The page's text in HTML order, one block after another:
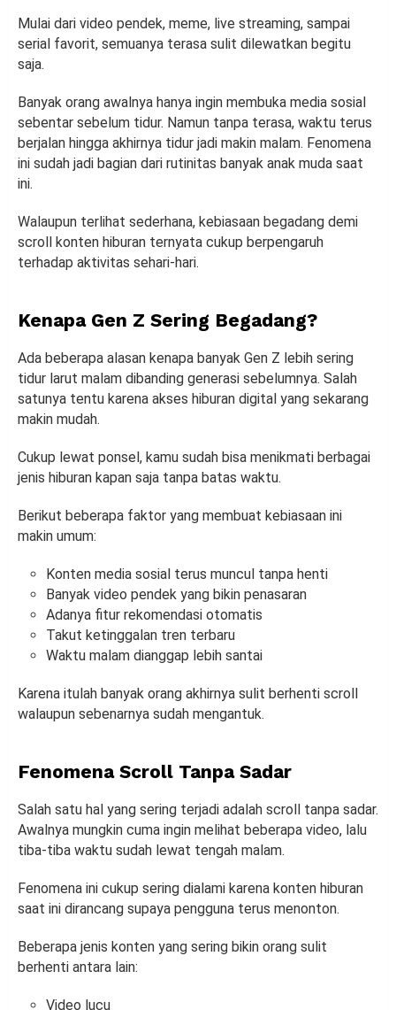
Mulai dari video pendek, meme, live streaming, sampai
serial favorit, semuanya terasa sulit dilewatkan begitu
saja.
Banyak orang awalnya hanya ingin membuka media sosial
sebentar sebelum tidur. Namun tanpa terasa, waktu terus
berjalan hingga akhirnya tidur jadi makin malam. Fenomena
ini sudah jadi bagian dari rutinitas banyak anak muda saat
ini.
Walaupun terlihat sederhana, kebiasaan begadang demi
scroll konten hiburan ternyata cukup berpengaruh
terhadap aktivitas sehari-hari.
Kenapa Gen Z Sering Begadang?
Ada beberapa alasan kenapa banyak Gen Z lebih sering
tidur larut malam dibanding generasi sebelumnya. Salah
satunya tentu karena akses hiburan digital yang sekarang
makin mudah.
Cukup lewat ponsel, kamu sudah bisa menikmati berbagai
jenis hiburan kapan saja tanpa batas waktu.
Berikut beberapa faktor yang membuat kebiasaan ini
makin umum:
Konten media sosial terus muncul tanpa henti
Banyak video pendek yang bikin penasaran
Adanya fitur rekomendasi otomatis
Takut ketinggalan tren terbaru
Waktu malam dianggap lebih santai
Karena itulah banyak orang akhirnya sulit berhenti scroll
walaupun sebenarnya sudah mengantuk.
Fenomena Scroll Tanpa Sadar
Salah satu hal yang sering terjadi adalah scroll tanpa sadar.
Awalnya mungkin cuma ingin melihat beberapa video, lalu
tiba-tiba waktu sudah lewat tengah malam.
Fenomena ini cukup sering dialami karena konten hiburan
saat ini dirancang supaya pengguna terus menonton.
Beberapa jenis konten yang sering bikin orang sulit
berhenti antara lain:
Video lucu